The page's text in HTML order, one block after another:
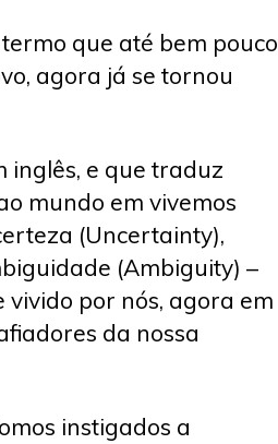
que até bem pouco
agora já se tornou
inglês, e que traduz
mundo em vivemos
(Uncertainty),
(Ambiguity) –
por nós, agora em
da nossa
instigados a